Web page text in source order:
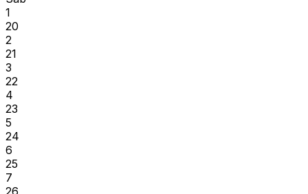
1
20
2
21
3
22
4
23
5
24
6
25
7